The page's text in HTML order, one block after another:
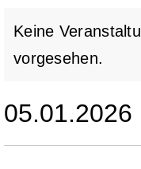
Stellenangebote
Impressum
für
Hinweis
Keine
vorgesehen.
05.01.2026
Datum